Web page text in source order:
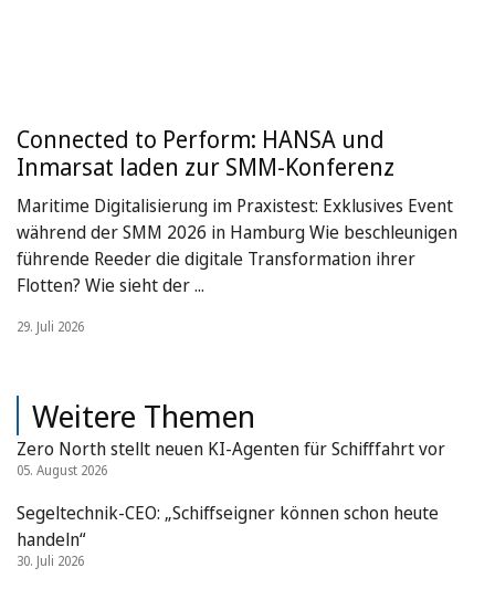
Connected to Perform: HANSA und
Inmarsat laden zur SMM-Konferenz
Maritime Digitalisierung im Praxistest: Exklusives Event
während der SMM 2026 in Hamburg Wie beschleunigen
führende Reeder die digitale Transformation ihrer
Flotten? Wie sieht der ...
29. Juli 2026
Weitere Themen
Zero North stellt neuen KI-Agenten für Schifffahrt vor
05. August 2026
Segeltechnik-CEO: „Schiffseigner können schon heute
handeln“
30. Juli 2026